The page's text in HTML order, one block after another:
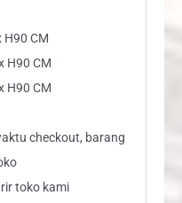
H90 CM
H90 CM
H90 CM
checkout, barang
toko kami